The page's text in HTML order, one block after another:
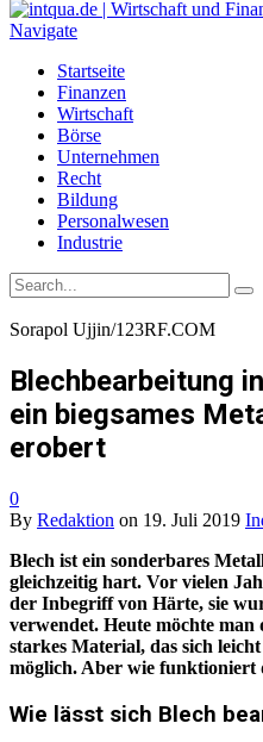
Navigate
Startseite
Finanzen
Wirtschaft
Börse
Unternehmen
Recht
Bildung
Personalwesen
Industrie
Sorapol Ujjin/123RF.COM
Blechbearbeitung
ein biegsames
erobert
0
By Redaktion on 19. Juli 2019
Blech ist ein sonderbares
gleichzeitig hart. Vor vielen
der Inbegriff von Härte, sie
verwendet. Heute möchte man
starkes Material, das sich
möglich. Aber wie funktioniert
Wie lässt sich Blech